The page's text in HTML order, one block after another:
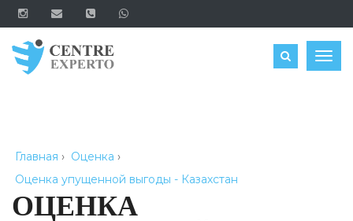
ЗАКАЗАТЬ
Главная › Оценка ›
Оценка упущенной выгоды - Казахстан
ОЦЕНКА